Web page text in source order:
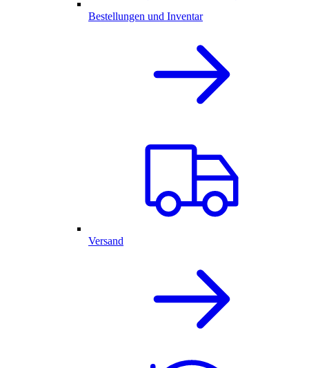
Bestellungen und Inventar
Versand